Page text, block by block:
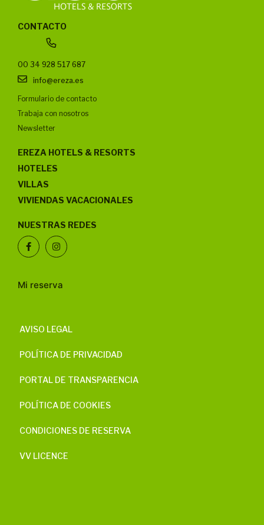
CONTACTO
00 34 928 517 687
info@ereza.es
Formulario de contacto
Trabaja con nosotros
Newsletter
EREZA HOTELS & RESORTS
HOTELES
VILLAS
VIVIENDAS VACACIONALES
NUESTRAS REDES
Mi reserva
AVISO LEGAL
POLÍTICA DE PRIVACIDAD
PORTAL DE TRANSPARENCIA
POLÍTICA DE COOKIES
CONDICIONES DE RESERVA
VV LICENCE